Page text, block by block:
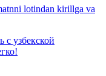
lotindan kirillga va
узбекской